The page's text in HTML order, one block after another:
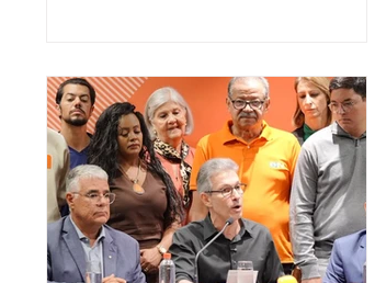
base na Seção 301 da Lei de Comércio de
1974. Segundo nota divulgada pelo
Ministério das Relações Exteriores, o
Brasil considera que as tarifas são
injustificadas e incompatíveis com as
obrigações assumidas pelos Estados
Unid